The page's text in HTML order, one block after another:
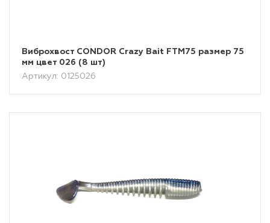
Виброхвост CONDOR Crazy Bait FTM75 размер 75
мм цвет 026 (8 шт)
Артикул: 0125026